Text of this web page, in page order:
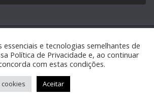
Caldas Notícias. Todos os direitos
reservados.
por ThemeGrill. Powered by
essenciais e tecnologias semelhantes de
Política de Privacidade e, ao continuar
com estas condições.
Aceitar